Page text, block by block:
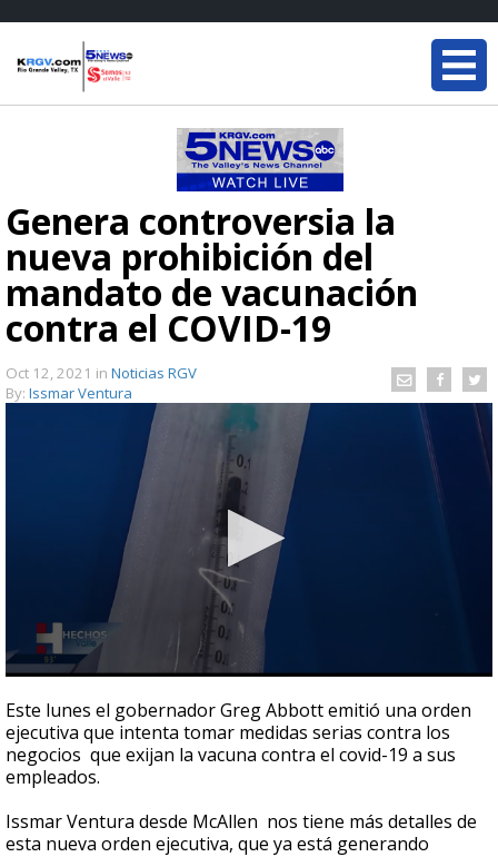
Genera controversia la
nueva prohibición del
mandato de vacunación
contra el COVID-19
Oct 12, 2021 in Noticias RGV
By: Issmar Ventura
seconds
of
3
minutes,
24
seconds
Este lunes el gobernador Greg Abbott emitió una orden
ejecutiva que intenta tomar medidas serias contra los
negocios que exijan la vacuna contra el covid-19 a sus
empleados.
Issmar Ventura desde McAllen nos tiene más detalles de
esta nueva orden ejecutiva, que ya está generando